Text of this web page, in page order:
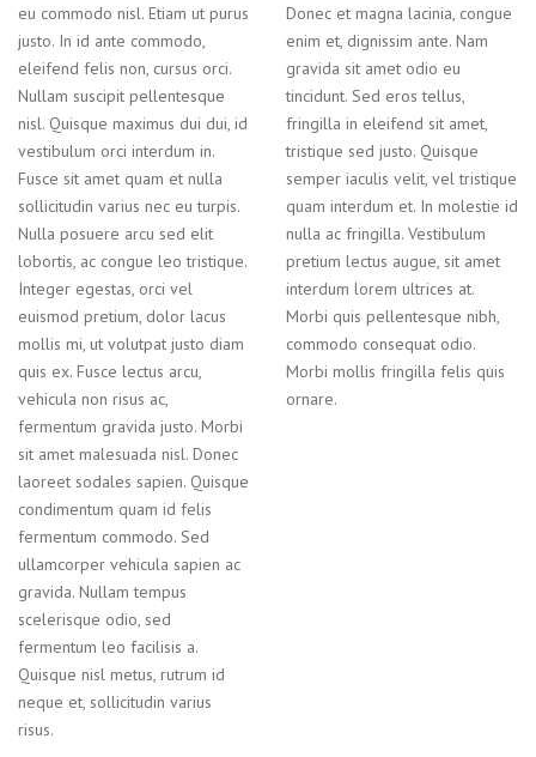
eu commodo nisl. Etiam ut purus
justo. In id ante commodo,
eleifend felis non, cursus orci.
Nullam suscipit pellentesque
nisl. Quisque maximus dui dui, id
vestibulum orci interdum in.
Fusce sit amet quam et nulla
sollicitudin varius nec eu turpis.
Nulla posuere arcu sed elit
lobortis, ac congue leo tristique.
Integer egestas, orci vel
euismod pretium, dolor lacus
mollis mi, ut volutpat justo diam
quis ex. Fusce lectus arcu,
vehicula non risus ac,
fermentum gravida justo. Morbi
sit amet malesuada nisl. Donec
laoreet sodales sapien. Quisque
condimentum quam id felis
fermentum commodo. Sed
ullamcorper vehicula sapien ac
gravida. Nullam tempus
scelerisque odio, sed
fermentum leo facilisis a.
Quisque nisl metus, rutrum id
neque et, sollicitudin varius
risus.
Donec et magna lacinia, congue
enim et, dignissim ante. Nam
gravida sit amet odio eu
tincidunt. Sed eros tellus,
fringilla in eleifend sit amet,
tristique sed justo. Quisque
semper iaculis velit, vel tristique
quam interdum et. In molestie id
nulla ac fringilla. Vestibulum
pretium lectus augue, sit amet
interdum lorem ultrices at.
Morbi quis pellentesque nibh,
commodo consequat odio.
Morbi mollis fringilla felis quis
ornare.